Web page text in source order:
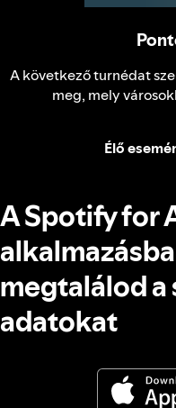
A következő turnédat
meg, mely
Élő
A Spotify for
megtalálod a
adatokat